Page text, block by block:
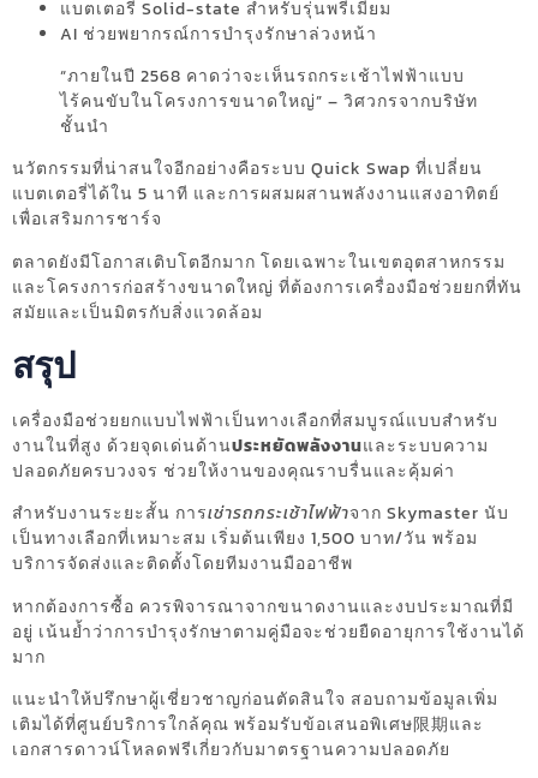
แบตเตอรี่ Solid-state สำหรับรุ่นพรีเมียม
AI ช่วยพยากรณ์การบำรุงรักษาล่วงหน้า
“ภายในปี 2568 คาดว่าจะเห็นรถกระเช้าไฟฟ้าแบบ
ไร้คนขับในโครงการขนาดใหญ่” – วิศวกรจากบริษัท
ชั้นนำ
นวัตกรรมที่น่าสนใจอีกอย่างคือระบบ Quick Swap ที่เปลี่ยน
แบตเตอรี่ได้ใน 5 นาที และการผสมผสานพลังงานแสงอาทิตย์
เพื่อเสริมการชาร์จ
ตลาดยังมีโอกาสเติบโตอีกมาก โดยเฉพาะในเขตอุตสาหกรรม
และโครงการก่อสร้างขนาดใหญ่ ที่ต้องการเครื่องมือช่วยยกที่ทัน
สมัยและเป็นมิตรกับสิ่งแวดล้อม
สรุป
เครื่องมือช่วยยกแบบไฟฟ้าเป็นทางเลือกที่สมบูรณ์แบบสำหรับ
งานในที่สูง ด้วยจุดเด่นด้านประหยัดพลังงานและระบบความ
ปลอดภัยครบวงจร ช่วยให้งานของคุณราบรื่นและคุ้มค่า
สำหรับงานระยะสั้น การเช่ารถกระเช้าไฟฟ้าจาก Skymaster นับ
เป็นทางเลือกที่เหมาะสม เริ่มต้นเพียง 1,500 บาท/วัน พร้อม
บริการจัดส่งและติดตั้งโดยทีมงานมืออาชีพ
หากต้องการซื้อ ควรพิจารณาจากขนาดงานและงบประมาณที่มี
อยู่ เน้นย้ำว่าการบำรุงรักษาตามคู่มือจะช่วยยืดอายุการใช้งานได้
มาก
แนะนำให้ปรึกษาผู้เชี่ยวชาญก่อนตัดสินใจ สอบถามข้อมูลเพิ่ม
เติมได้ที่ศูนย์บริการใกล้คุณ พร้อมรับข้อเสนอพิเศษ限期และ
เอกสารดาวน์โหลดฟรีเกี่ยวกับมาตรฐานความปลอดภัย